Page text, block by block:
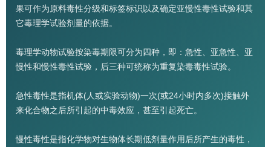
果可作为原料毒性分级和标签标识以及确定亚慢性毒性试验和其
它毒理学试验剂量的依据。
毒理学动物试验按染毒期限可分为四种，即：急性、亚急性、亚
慢性和慢性毒性试验，后三种可统称为重复染毒毒性试验。
急性毒性是指机体(人或实验动物)一次(或24小时内多次)接触外
来化合物之后所引起的中毒效应，甚至引起死亡。
慢性毒性是指化学物对生物体长期低剂量作用后所产生的毒性，